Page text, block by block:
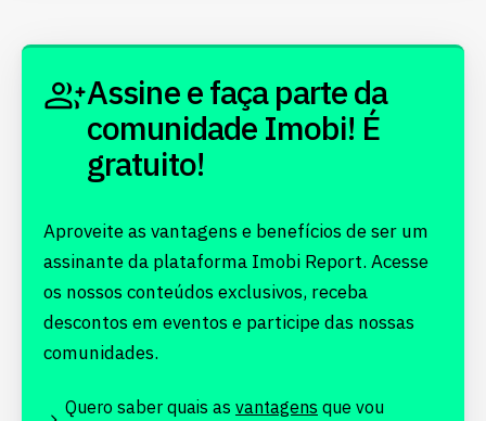
Assine e faça parte da
comunidade Imobi! É
gratuito!
Aproveite as vantagens e benefícios de ser um
assinante da plataforma Imobi Report. Acesse
os nossos conteúdos exclusivos, receba
descontos em eventos e participe das nossas
comunidades.
Quero saber quais as vantagens que vou